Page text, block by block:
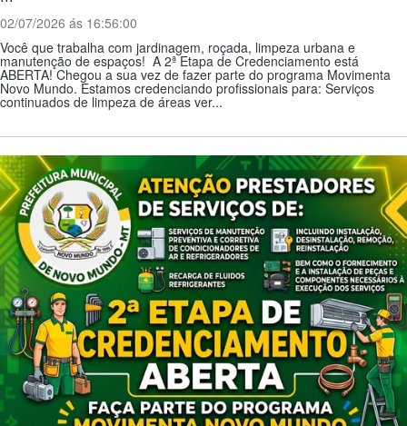
02/07/2026 ás 16:56:00
Você que trabalha com jardinagem, roçada, limpeza urbana e
manutenção de espaços! A 2ª Etapa de Credenciamento está
ABERTA! Chegou a sua vez de fazer parte do programa Movimenta
Novo Mundo. Estamos credenciando profissionais para: Serviços
continuados de limpeza de áreas ver...